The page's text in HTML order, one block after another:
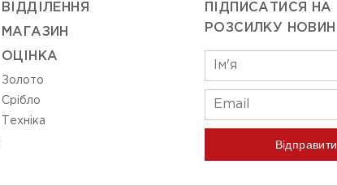
ВIДДIЛЕННЯ
МАГАЗИН
ОЦIНКА
Золото
Срiбло
Технiка
ПІДПИСАТИСЯ НА
РОЗСИЛКУ НОВИН
Відправити